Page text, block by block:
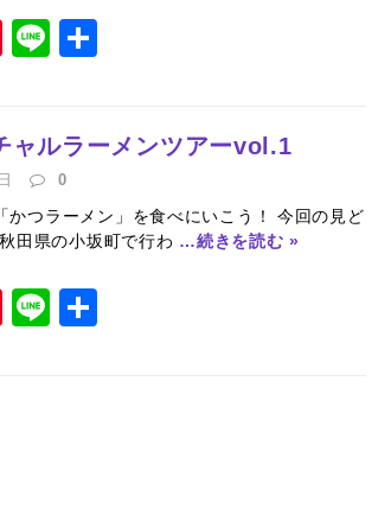
Pi
re
st
Li
ャルラーメンツアーvol.1
0
かつラーメン」を食べにいこう！ 今回の見ど
田県の小坂町で行わ …続きを読む »
Pi Li